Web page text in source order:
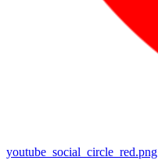
youtube_social_circle_red.png